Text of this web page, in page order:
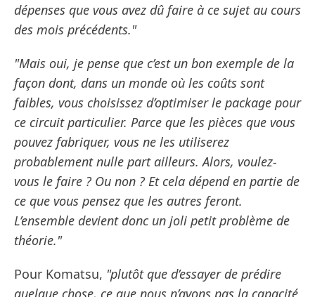
dépenses que vous avez dû faire à ce sujet au cours
des mois précédents."
"Mais oui, je pense que c’est un bon exemple de la
façon dont, dans un monde où les coûts sont
faibles, vous choisissez d’optimiser le package pour
ce circuit particulier. Parce que les pièces que vous
pouvez fabriquer, vous ne les utiliserez
probablement nulle part ailleurs. Alors, voulez-
vous le faire ? Ou non ? Et cela dépend en partie de
ce que vous pensez que les autres feront.
L’ensemble devient donc un joli petit problème de
théorie."
Pour Komatsu, "plutôt que d’essayer de prédire